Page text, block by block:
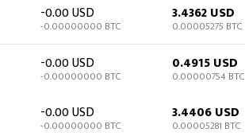
-0.00 USD
-0.00000000 BTC
3.4362 USD
0.00005275 BTC
-0.00 USD
-0.00000000 BTC
0.4915 USD
0.00000754 BTC
-0.00 USD
-0.00000000 BTC
3.4406 USD
0.00005281 BTC